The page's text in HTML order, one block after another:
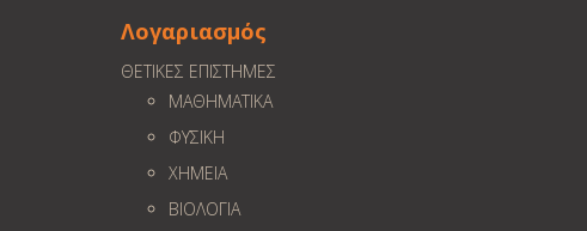
Λογαριασμός
ΘΕΤΙΚΕΣ ΕΠΙΣΤΗΜΕΣ
ΜΑΘΗΜΑΤΙΚΑ
ΦΥΣΙΚΗ
ΧΗΜΕΙΑ
ΒΙΟΛΟΓΙΑ